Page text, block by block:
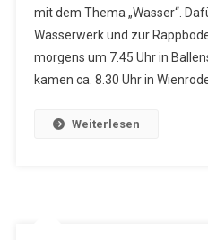
Wienrode
mit dem Thema „Wasser“.
Wasserwerk und zur
morgens um 7.45 Uhr in
kamen ca. 8.30 Uhr in
Weiterlesen